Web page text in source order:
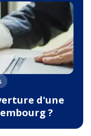
d'une
?